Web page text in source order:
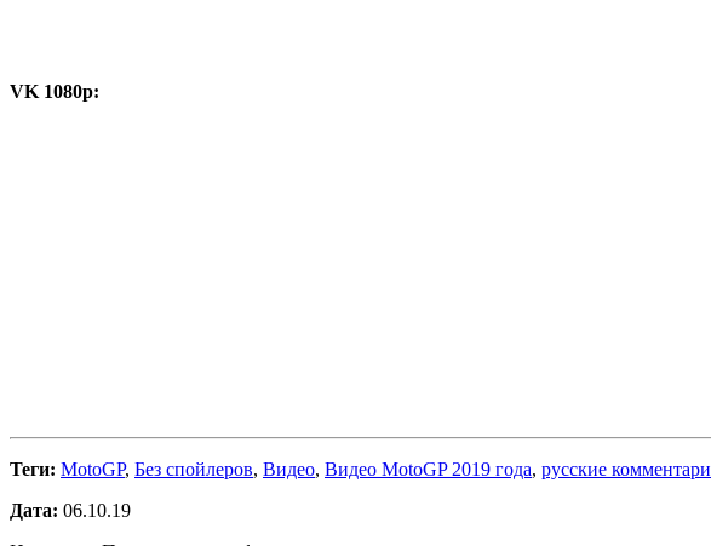
VK 1080p:
Теги: MotoGP, Без спойлеров, Видео, Видео MotoGP 2019 года, русские
Дата: 06.10.19